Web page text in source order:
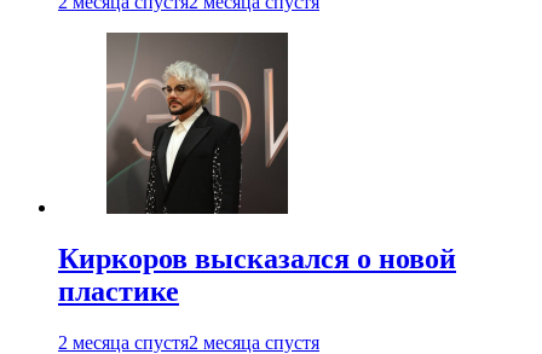
Киркоров высказался о новой
пластике
2 месяца спустя2 месяца спустя